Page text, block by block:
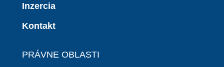
Inzercia
Kontakt
PRÁVNE OBLASTI